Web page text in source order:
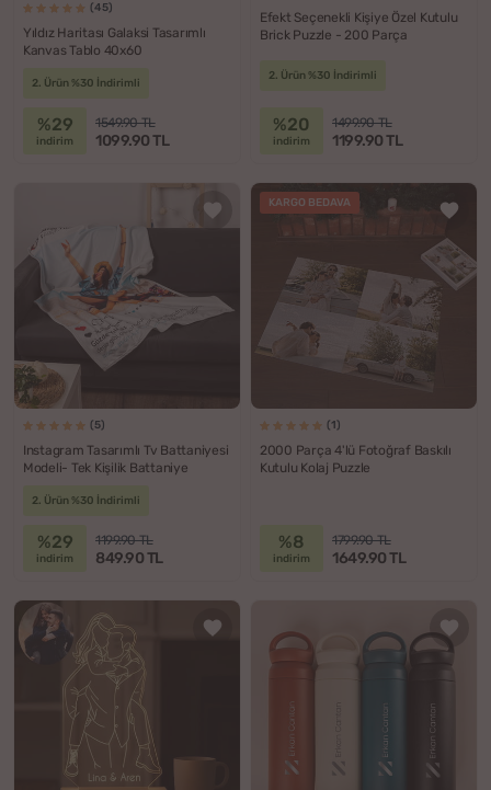
(45)
Yıldız Haritası Galaksi Tasarımlı
Kanvas Tablo 40x60
2. Ürün %30 İndirimli
%29
indirim
1549.90 TL
1099.90 TL
Efekt Seçenekli Kişiye Özel Kutulu
Brick Puzzle - 200 Parça
2. Ürün %30 İndirimli
%20
indirim
1499.90 TL
1199.90 TL
(5)
Instagram Tasarımlı Tv Battaniyesi
Modeli- Tek Kişilik Battaniye
2. Ürün %30 İndirimli
%29
indirim
1199.90 TL
849.90 TL
KARGO BEDAVA
(1)
2000 Parça 4'lü Fotoğraf Baskılı
Kutulu Kolaj Puzzle
%8
indirim
1799.90 TL
1649.90 TL